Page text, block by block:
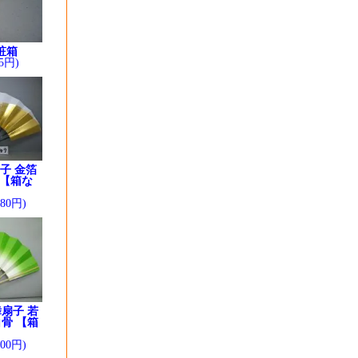
箱
円)
金箔
箱な
円)
子 若
【箱
円)